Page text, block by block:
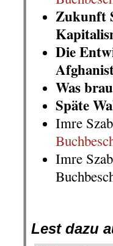
Zukunft
Die
Was
Späte
Imre
Imre
Lest dazu